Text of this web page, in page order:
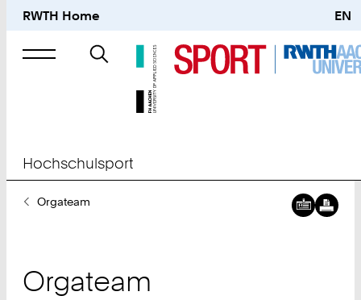
RWTH Home EN
Suche
nach
Hochschulsport
SieOrgateam
Orgateam